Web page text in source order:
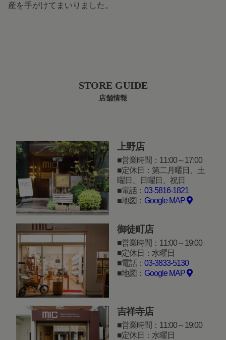
産を手がけてまいりました。
STORE GUIDE
店舗情報
上野店
営業時間：11:00～17:00
定休日：第二月曜日、土
曜日、日曜日、祝日
電話： 03-5816-1821
地図： Google MAP
御徒町店
営業時間：11:00～19:00
定休日：水曜日
電話： 03-3833-5130
地図： Google MAP
吉祥寺店
営業時間：11:00～19:00
定休日：水曜日